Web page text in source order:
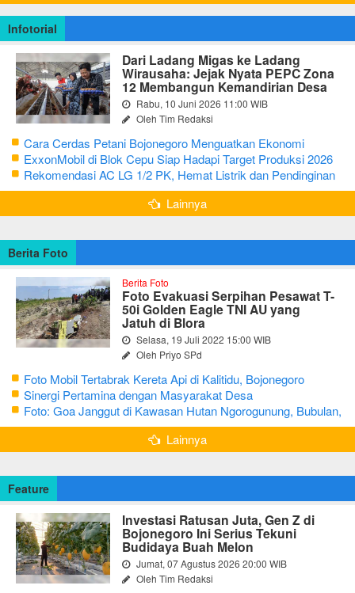
Infotorial
Dari Ladang Migas ke Ladang
Wirausaha: Jejak Nyata PEPC Zona
12 Membangun Kemandirian Desa
Rabu, 10 Juni 2026 11:00 WIB
Oleh Tim Redaksi
Cara Cerdas Petani Bojonegoro Menguatkan Ekonomi
Keluarga
ExxonMobil di Blok Cepu Siap Hadapi Target Produksi 2026
Rekomendasi AC LG 1/2 PK, Hemat Listrik dan Pendinginan
Maksimal
Lainnya
Berita Foto
Berita Foto
Foto Evakuasi Serpihan Pesawat T-
50i Golden Eagle TNI AU yang
Jatuh di Blora
Selasa, 19 Juli 2022 15:00 WIB
Oleh Priyo SPd
Foto Mobil Tertabrak Kereta Api di Kalitidu, Bojonegoro
Sinergi Pertamina dengan Masyarakat Desa
Foto: Goa Janggut di Kawasan Hutan Ngorogunung, Bubulan,
Bojonegoro
Lainnya
Feature
Investasi Ratusan Juta, Gen Z di
Bojonegoro Ini Serius Tekuni
Budidaya Buah Melon
Jumat, 07 Agustus 2026 20:00 WIB
Oleh Tim Redaksi